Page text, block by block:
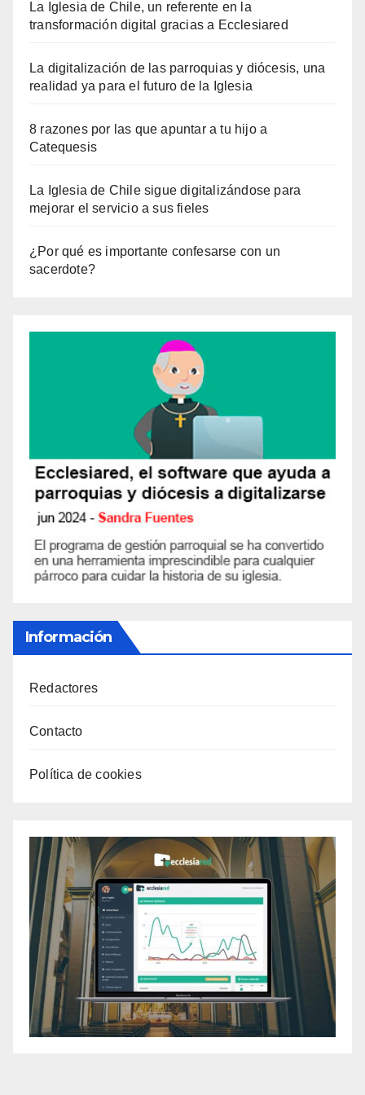
La Iglesia de Chile, un referente en la
transformación digital gracias a Ecclesiared
La digitalización de las parroquias y diócesis, una
realidad ya para el futuro de la Iglesia
8 razones por las que apuntar a tu hijo a
Catequesis
La Iglesia de Chile sigue digitalizándose para
mejorar el servicio a sus fieles
¿Por qué es importante confesarse con un
sacerdote?
Información
Redactores
Contacto
Política de cookies